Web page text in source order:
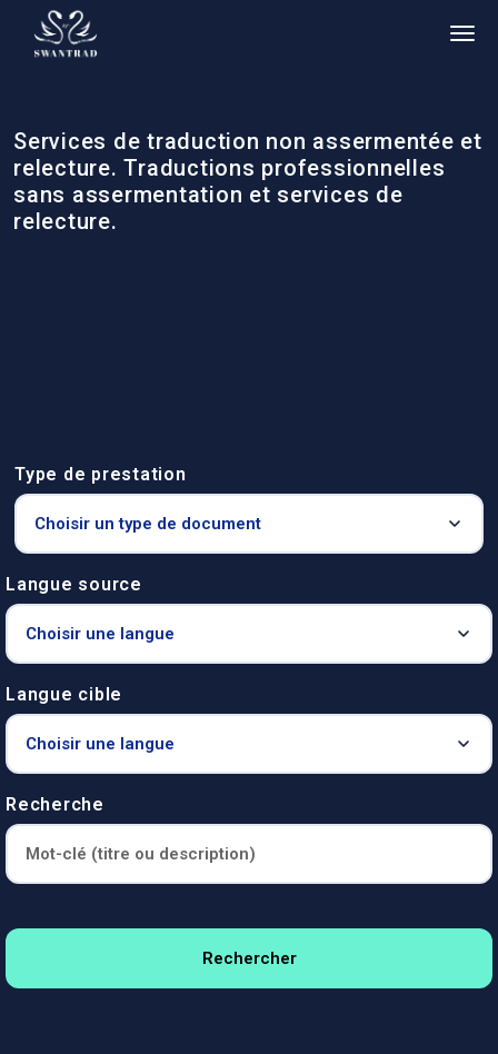
Services de traduction non assermentée et
relecture. Traductions professionnelles
sans assermentation et services de
relecture.
Type de prestation
Langue source
Langue cible
Recherche